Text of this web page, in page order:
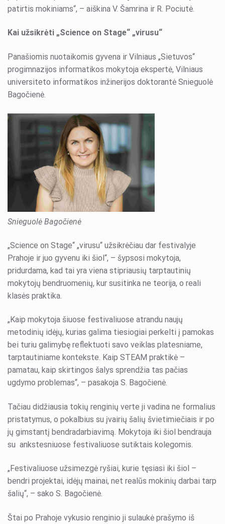
patirtis mokiniams“, – aiškina V. Šamrina ir R. Pociutė.
Kai užsikrėti „Science on Stage“ „virusu“
Panašiomis nuotaikomis gyvena ir Vilniaus „Sietuvos“
progimnazijos informatikos mokytoja ekspertė, Vilniaus
universiteto informatikos inžinerijos doktorantė Snieguolė
Bagočienė.
Snieguolė Bagočienė
„Science on Stage“ „virusu“ užsikrėčiau dar festivalyje
Prahoje ir juo gyvenu iki šiol“, – šypsosi mokytoja,
pridurdama, kad tai yra viena stipriausių tarptautinių
mokytojų bendruomenių, kur susitinka ne teorija, o reali
klasės praktika.
„Kaip mokytoja šiuose festivaliuose atrandu naujų
metodinių idėjų, kurias galima tiesiogiai perkelti į pamokas
bei turiu galimybę reflektuoti savo veiklas platesniame,
tarptautiniame kontekste. Kaip STEAM praktikė –
pamatau, kaip skirtingos šalys sprendžia tas pačias
ugdymo problemas“, – pasakoja S. Bagočienė.
Tačiau didžiausia tokių renginių verte ji vadina ne formalius
pristatymus, o pokalbius su įvairių šalių švietimiečiais ir po
jų gimstantį bendradarbiavimą. Mokytoja iki šiol bendrauja
su ankstesniuose festivaliuose sutiktais kolegomis.
„Festivaliuose užsimezgė ryšiai, kurie tęsiasi iki šiol –
bendri projektai, idėjų mainai, net realūs mokinių darbai tarp
šalių“, – sako S. Bagočienė.
Štai po Prahoje vykusio renginio ji sulaukė prašymo iš